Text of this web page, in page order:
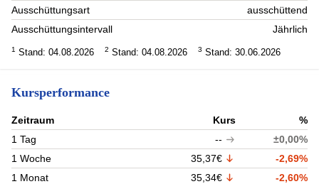
Ausschüttungsart
ausschüttend
Ausschüttungsintervall
Jährlich
1 Stand: 04.08.2026 2 Stand: 04.08.2026 3 Stand: 30.06.2026
Kursperformance
Zeitraum Kurs
%
1 Tag
--
±0,00%
1 Woche
35,37€
-2,69%
1 Monat
35,34€
-2,60%